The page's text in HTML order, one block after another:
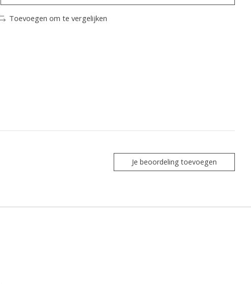
Toevoegen om te vergelijken
Je beoordeling toevoegen